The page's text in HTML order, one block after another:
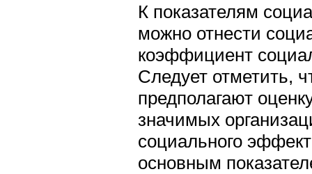
К показателям
можно отнести
коэффициент
Следует отметить,
предполагают
значимых
социального
основным